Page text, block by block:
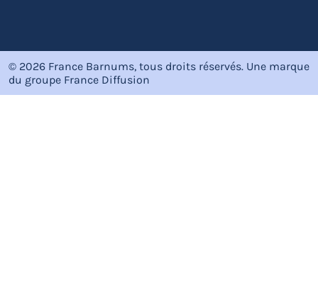
© 2026 France Barnums, tous droits réservés. Une marque
du groupe France Diffusion